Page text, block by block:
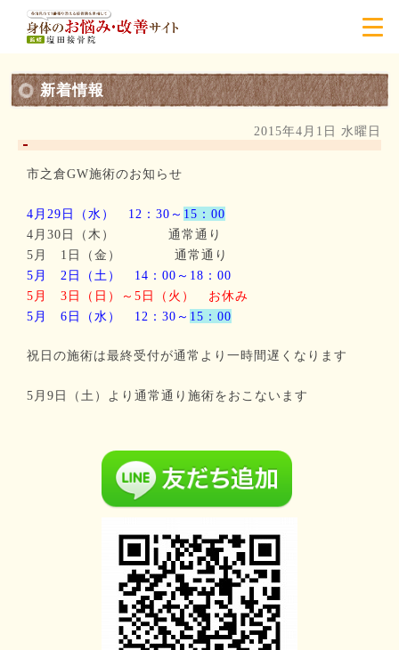
新着情報
2015年4月1日 水曜日
市之倉GW施術のお知らせ
4月29日（水） 12：30～ 15：00
4月30日（木） 通常通り
5月 1日（金） 通常通り
5月 2日（土） 14：00～18：00
5月 3日（日）～5日（火） お休み
5月 6日（水） 12：30～ 15：00
祝日の施術は最終受付が通常より一時間遅くなります
5月9日（土）より通常通り施術をおこないます